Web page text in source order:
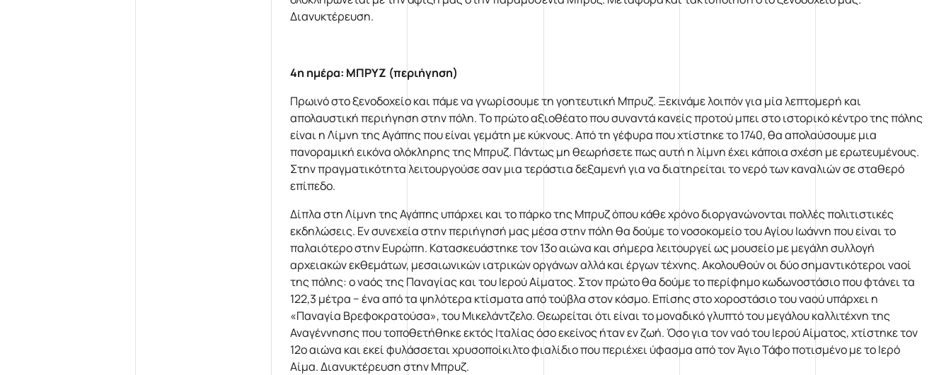
Διανυκτέρευση.
4η ημέρα: ΜΠΡΥΖ (περιήγηση)
Πρωινό στο ξενοδοχείο και πάμε να γνωρίσουμε τη γοητευτική Μπρυζ. Ξεκινάμε λοιπόν για μία λεπτομερή και
απολαυστική περιήγηση στην πόλη. Το πρώτο αξιοθέατο που συναντά κανείς προτού μπει στο ιστορικό κέντρο της πόλης
είναι η Λίμνη της Αγάπης που είναι γεμάτη με κύκνους. Από τη γέφυρα που χτίστηκε το 1740, θα απολαύσουμε μια
πανοραμική εικόνα ολόκληρης της Μπρυζ. Πάντως μη θεωρήσετε πως αυτή η λίμνη έχει κάποια σχέση με ερωτευμένους.
Στην πραγματικότητα λειτουργούσε σαν μια τεράστια δεξαμενή για να διατηρείται το νερό των καναλιών σε σταθερό
επίπεδο.
Δίπλα στη Λίμνη της Αγάπης υπάρχει και το πάρκο της Μπρυζ όπου κάθε χρόνο διοργανώνονται πολλές πολιτιστικές
εκδηλώσεις. Εν συνεχεία στην περιήγησή μας μέσα στην πόλη θα δούμε το νοσοκομείο του Αγίου Ιωάννη που είναι το
παλαιότερο στην Ευρώπη. Κατασκευάστηκε τον 13ο αιώνα και σήμερα λειτουργεί ως μουσείο με μεγάλη συλλογή
αρχειακών εκθεμάτων, μεσαιωνικών ιατρικών οργάνων αλλά και έργων τέχνης. Ακολουθούν οι δύο σημαντικότεροι ναοί
της πόλης: ο ναός της Παναγίας και του Ιερού Αίματος. Στον πρώτο θα δούμε το περίφημο κωδωνοστάσιο που φτάνει τα
122,3 μέτρα − ένα από τα ψηλότερα κτίσματα από τούβλα στον κόσμο. Επίσης στο χοροστάσιο του ναού υπάρχει η
«Παναγία Βρεφοκρατούσα», του Μικελάντζελο. Θεωρείται ότι είναι το μοναδικό γλυπτό του μεγάλου καλλιτέχνη της
Αναγέννησης που τοποθετήθηκε εκτός Ιταλίας όσο εκείνος ήταν εν ζωή. Όσο για τον ναό του Ιερού Αίματος, χτίστηκε τον
12ο αιώνα και εκεί φυλάσσεται χρυσοποίκιλτο φιαλίδιο που περιέχει ύφασμα από τον Άγιο Τάφο ποτισμένο με το Ιερό
Αίμα. Διανυκτέρευση στην Μπρυζ.